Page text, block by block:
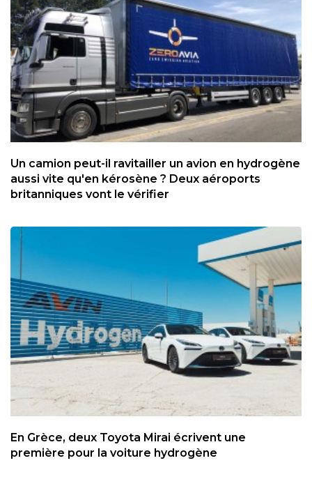
Un camion peut-il ravitailler un avion en hydrogène
aussi vite qu'en kérosène ? Deux aéroports
britanniques vont le vérifier
En Grèce, deux Toyota Mirai écrivent une
première pour la voiture hydrogène